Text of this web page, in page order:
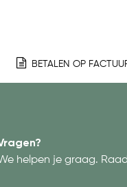
BETALEN OP
helpen je graag.